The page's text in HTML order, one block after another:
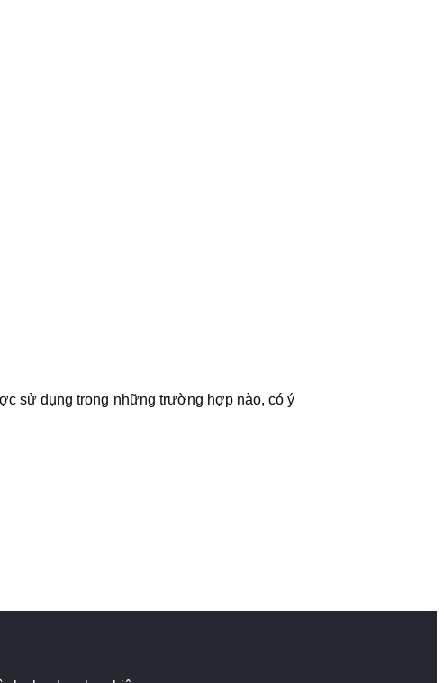
sử dụng trong những trường hợp nào, có ý